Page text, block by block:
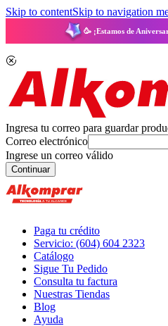
Skip to contentSkip to navigation
🥳 ¡Estamos de
Ingresa tu correo para guardar
Correo electrónico
Ingrese un correo válido
Continuar
Paga tu crédito
Servicio: (604) 604 2323
Catálogo
Sigue Tu Pedido
Consulta tu factura
Nuestras Tiendas
Blog
Ayuda